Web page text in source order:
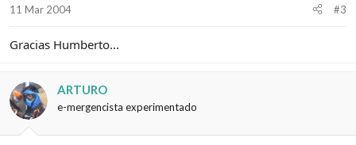
11 Mar 2004 #3
Gracias Humberto...
ARTURO
e-mergencista experimentado